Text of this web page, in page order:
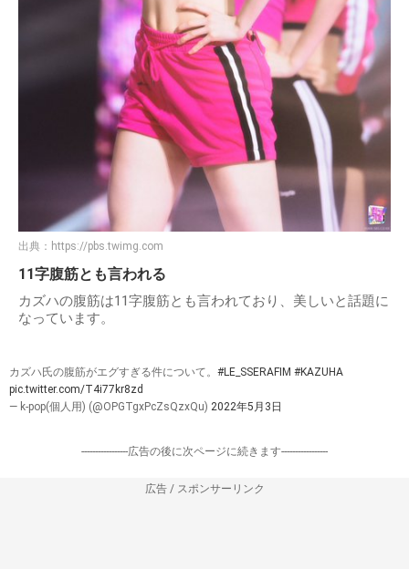
出典： https://pbs.twimg.com
11字腹筋とも言われる
カズハの腹筋は11字腹筋とも言われており、美しいと話題に
なっています。
カズハ氏の腹筋がエグすぎる件について。 #LE_SSERAFIM #KAZUHA
pic.twitter.com/T4i77kr8zd
— k-pop(個人用) (@OPGTgxPcZsQzxQu) 2022年5月3日
-----------------広告の後に次ページに続きます-----------------
広告 / スポンサーリンク